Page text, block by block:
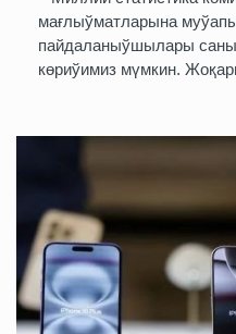
мағлыўматларына
пайдаланыўшылары саны
көриўимиз мүмкин.